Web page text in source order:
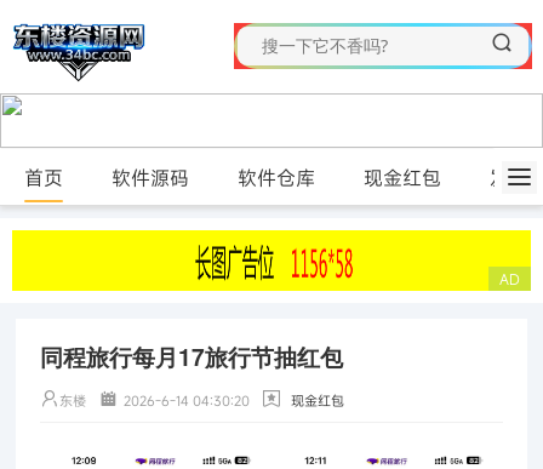
首页 软件源码 软件仓库 现金红包 发布
同程旅行每月17旅行节抽红包
东楼 2026-6-14 04:30:20 现金红包